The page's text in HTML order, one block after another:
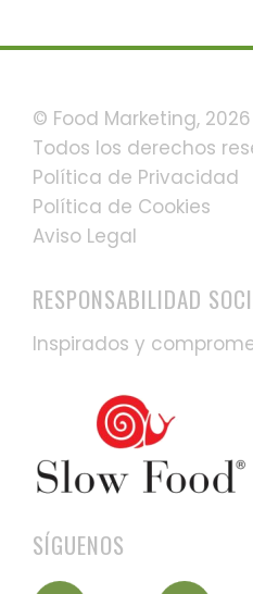
© Food Marketing, 2026
Todos los derechos
Política de Privacidad
Política de Cookies
Aviso Legal
RESPONSABILIDAD
Inspirados y
SÍGUENOS